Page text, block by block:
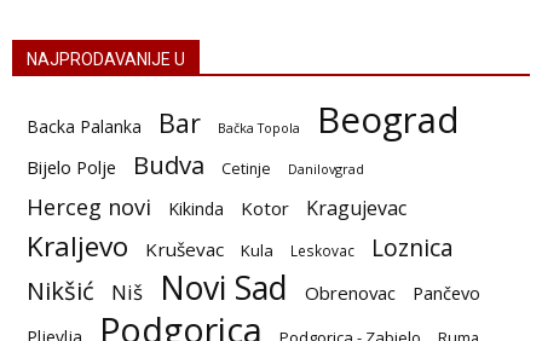
NAJPRODAVANIJE U
Backa Palanka Bar Bačka Topola Beograd
Bijelo Polje Budva Cetinje Danilovgrad
Herceg novi Kikinda Kotor Kragujevac
Kraljevo Kruševac Kula Leskovac Loznica
Nikšić Niš Novi Sad Obrenovac Pančevo
Podgorica